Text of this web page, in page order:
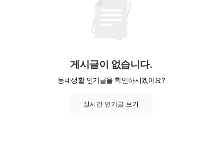
게시글이 없습니다.
동네생활 인기글을 확인하시겠어요?
실시간 인기글 보기